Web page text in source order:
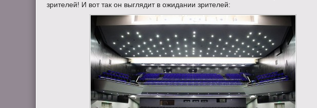
зрителей! И вот так он выглядит в ожидании зрителей: